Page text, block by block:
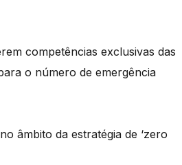
competências exclusivas das
o número de emergência
âmbito da estratégia de ‘zero